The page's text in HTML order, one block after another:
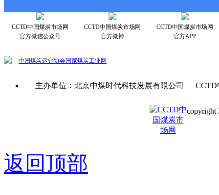
CCTD中国煤炭市场网
官方微信公众号
CCTD中国煤炭市场网
官方微博
CCTD中国煤炭市场网
官方APP
中国煤炭运销协会国家煤炭工业网
主办单位：北京中煤时代科技发展有限公司
copyright
返回顶部